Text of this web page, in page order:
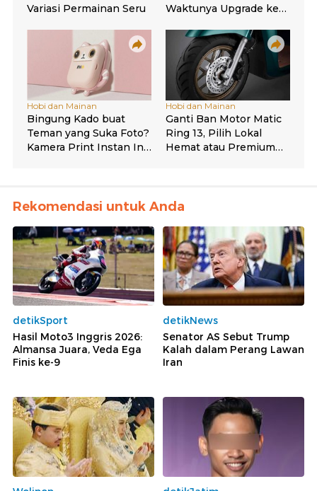
Rekomendasi untuk Anda
detikSport
Hasil Moto3 Inggris 2026:
Almansa Juara, Veda Ega
Finis ke-9
detikNews
Senator AS Sebut Trump
Kalah dalam Perang Lawan
Iran